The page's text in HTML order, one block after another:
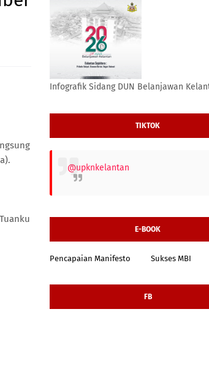
Infografik Sidang DUN Belanjawan
TIKTOK
@upknkelantan
E-BOOK
Pencapaian Manifesto Sukses MBI
FB